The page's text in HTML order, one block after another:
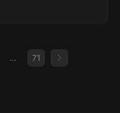
... 71